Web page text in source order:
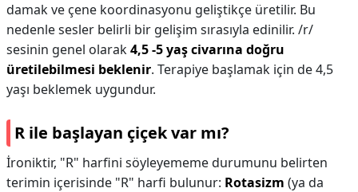
damak ve çene koordinasyonu geliştikçe üretilir. Bu
nedenle sesler belirli bir gelişim sırasıyla edinilir. /r/
sesinin genel olarak4,5 -5 yaş civarına doğru
üretilebilmesi beklenir. Terapiye başlamak için de 4,5
yaşı beklemek uygundur.
R ile başlayan çiçek var mı?
İroniktir, "R" harfini söyleyememe durumunu belirten
terimin içerisinde "R" harfi bulunur: Rotasizm (ya da